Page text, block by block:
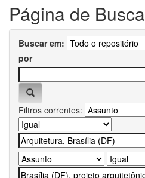
Página de Busca
Buscar em:
por
Filtros correntes: